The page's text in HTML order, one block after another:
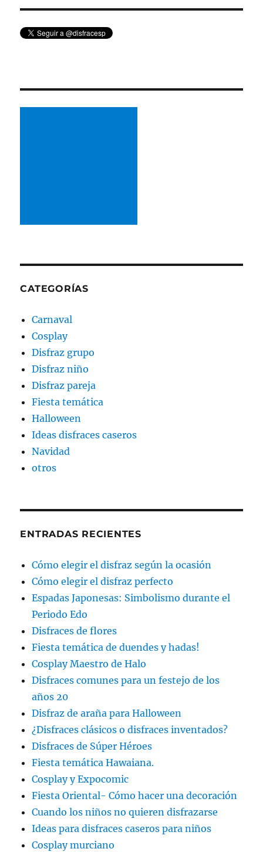
CATEGORÍAS
Carnaval
Cosplay
Disfraz grupo
Disfraz niño
Disfraz pareja
Fiesta temática
Halloween
Ideas disfraces caseros
Navidad
otros
ENTRADAS RECIENTES
Cómo elegir el disfraz según la ocasión
Cómo elegir el disfraz perfecto
Espadas Japonesas: Simbolismo durante el
Periodo Edo
Disfraces de flores
Fiesta temática de duendes y hadas!
Cosplay Maestro de Halo
Disfraces comunes para un festejo de los
años 20
Disfraz de araña para Halloween
¿Disfraces clásicos o disfraces inventados?
Disfraces de Súper Héroes
Fiesta temática Hawaiana.
Cosplay y Expocomic
Fiesta Oriental- Cómo hacer una decoración
Cuando los niños no quieren disfrazarse
Ideas para disfraces caseros para niños
Cosplay murciano